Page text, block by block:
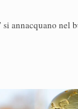
annacquano nel